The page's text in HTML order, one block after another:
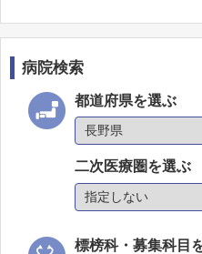
病院検索
都道府県を選ぶ
二次医療圏を選ぶ
標榜科・募集科目